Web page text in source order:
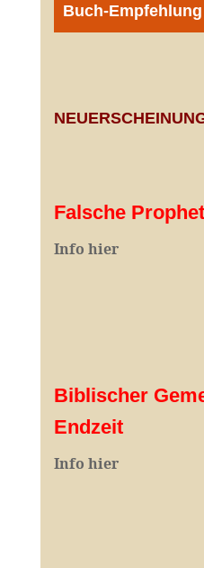
Buch-Empfehlung
Falsche
Info hier
Biblischer
Endzeit
Info hier